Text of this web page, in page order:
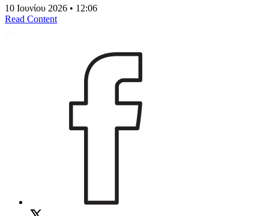
10 Ιουνίου 2026 • 12:06
Read Content